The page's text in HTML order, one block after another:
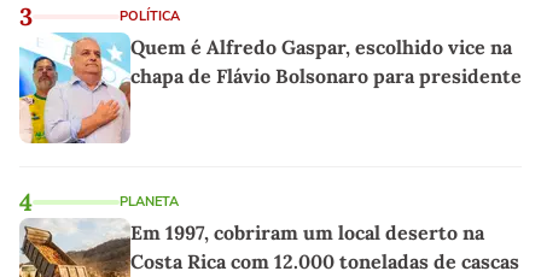
3 POLÍTICA
Quem é Alfredo Gaspar, escolhido vice na
chapa de Flávio Bolsonaro para presidente
4 PLANETA
Em 1997, cobriram um local deserto na
Costa Rica com 12.000 toneladas de cascas